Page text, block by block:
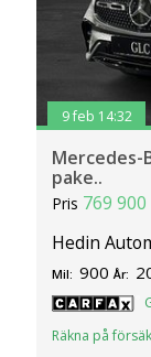
9 feb 14:32
Mercedes-
pake..
Pris 769
Hedin
Mil: 900 År:
Räkna på